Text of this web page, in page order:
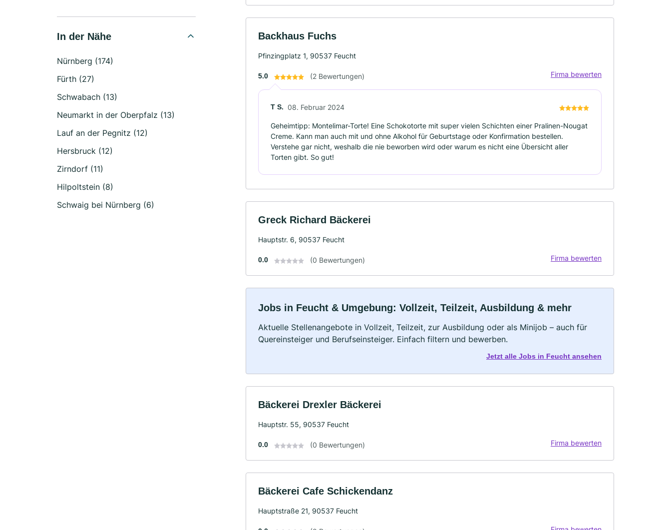
In der Nähe
Nürnberg (174)
Fürth (27)
Schwabach (13)
Neumarkt in der Oberpfalz (13)
Lauf an der Pegnitz (12)
Hersbruck (12)
Zirndorf (11)
Hilpoltstein (8)
Schwaig bei Nürnberg (6)
Backhaus Fuchs
Pfinzingplatz 1, 90537 Feucht
5.0 (2 Bewertungen) Firma bewerten
T S. 08. Februar 2024
Geheimtipp: Montelimar-Torte! Eine Schokotorte mit super vielen Schichten einer Pralinen-Nougat
Creme. Kann man auch mit und ohne Alkohol für Geburtstage oder Konfirmation bestellen.
Verstehe gar nicht, weshalb die nie beworben wird oder warum es nicht eine Übersicht aller
Torten gibt. So gut!
Greck Richard Bäckerei
Hauptstr. 6, 90537 Feucht
0.0 (0 Bewertungen) Firma bewerten
Jobs in Feucht & Umgebung: Vollzeit, Teilzeit, Ausbildung & mehr
Aktuelle Stellenangebote in Vollzeit, Teilzeit, zur Ausbildung oder als Minijob – auch für
Quereinsteiger und Berufseinsteiger. Einfach filtern und bewerben.
Jetzt alle Jobs in Feucht ansehen
Bäckerei Drexler Bäckerei
Hauptstr. 55, 90537 Feucht
0.0 (0 Bewertungen) Firma bewerten
Bäckerei Cafe Schickendanz
Hauptstraße 21, 90537 Feucht